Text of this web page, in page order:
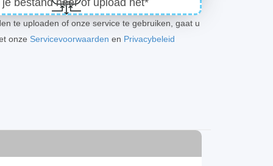
je bestand neer of upload het*
te uploaden of onze service te gebruiken, gaat u
onze Servicevoorwaarden en Privacybeleid